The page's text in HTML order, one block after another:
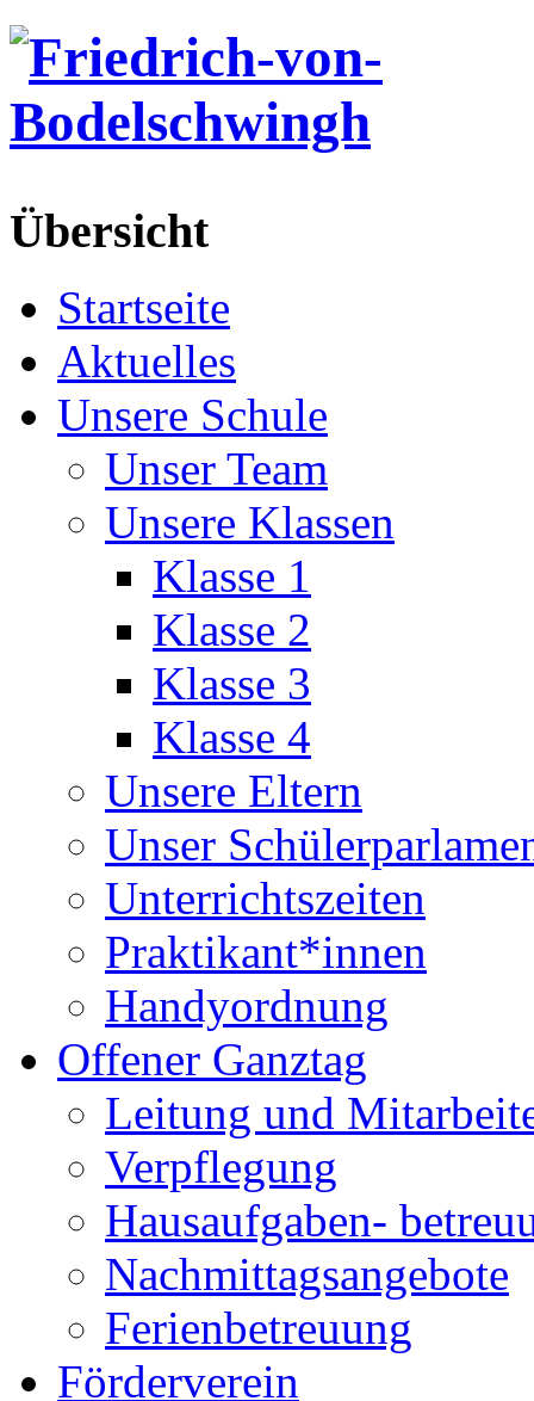
Übersicht
Startseite
Aktuelles
Unsere Schule
Unser Team
Unsere Klassen
Klasse 1
Klasse 2
Klasse 3
Klasse 4
Unsere Eltern
Unser
Unterrichtszeiten
Praktikant*innen
Handyordnung
Offener Ganztag
Leitung und
Verpflegung
Hausaufgaben-
Nachmittagsangebote
Ferienbetreuung
Förderverein